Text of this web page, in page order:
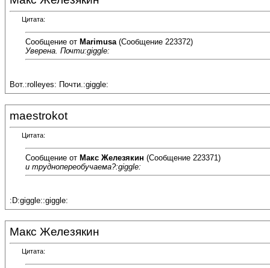
Цитата:
Сообщение от Marimusa (Сообщение 223372)
Уверена. Почти:giggle:
Вот.:rolleyes: Почти.:giggle:
maestrokot
Цитата:
Сообщение от Макс Железякин (Сообщение 223371)
и труднопереобучаема?:giggle:
:D:giggle::giggle:
Макс Железякин
Цитата: